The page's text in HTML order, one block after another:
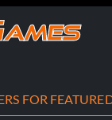
FOR